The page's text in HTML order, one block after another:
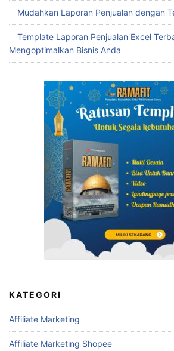
KATEGORI
Affiliate Marketing
Affiliate Marketing Shopee
Ai Untuk Membuat Gambar
Belajar Youtube
Camtasia Mastery